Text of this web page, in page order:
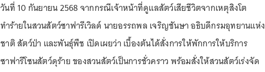
วันที่ 10 กันยายน 2568 จากกรณีเจ้าหน้าที่ดูแลสัตว์เสียชีวิตจากเหตุสิงโต
ทำร้ายในสวนสัตว์ซาฟารีเวิลด์ นายอรรถพล เจริญชันษา อธิบดีกรมอุทยานแห่ง
ชาติ สัตว์ป่า และพันธุ์พืช เปิดเผยว่า เบื้องต้นได้สั่งการให้พักการให้บริการ
ซาฟารีโซนสัตว์ดุร้าย ของสวนสัตว์เป็นการชั่วคราว พร้อมสั่งให้สวนสัตว์เร่งจัด